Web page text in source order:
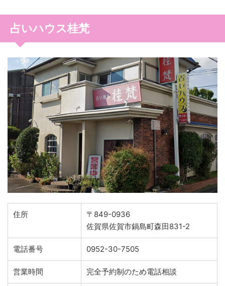
占いハウス桂梵
住所
〒849-0936
佐賀県佐賀市鍋島町森田831-2
電話番号 0952-30-7505
営業時間 完全予約制のため電話相談